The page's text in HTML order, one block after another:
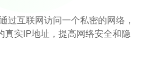
过互联网访问一个私密的网络，
真实IP地址，提高网络安全和隐